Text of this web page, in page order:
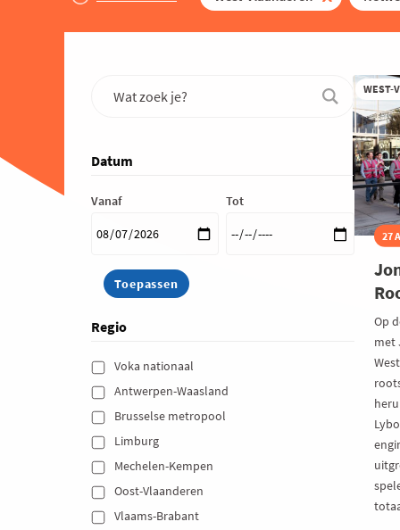
Datum
Vanaf Tot
Regio
Voka nationaal
Antwerpen-Waasland
Brusselse metropool
Limburg
Mechelen-Kempen
Oost-Vlaanderen
Vlaams-Brabant
WEST-
27
Op
met